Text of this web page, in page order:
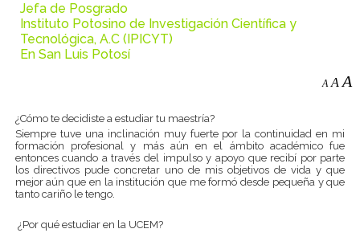
Jefa de Posgrado
Instituto Potosino de Investigación Científica y
Tecnológica, A.C (IPICYT)
En San Luis Potosí
A A A
¿Cómo te decidiste a estudiar tu maestría?
Siempre tuve una inclinación muy fuerte por la continuidad en mi
formación profesional y más aún en el ámbito académico fue
entonces cuando a través del impulso y apoyo que recibí por parte
los directivos pude concretar uno de mis objetivos de vida y que
mejor aún que en la institución que me formó desde pequeña y que
tanto cariño le tengo.
¿Por qué estudiar en la UCEM?